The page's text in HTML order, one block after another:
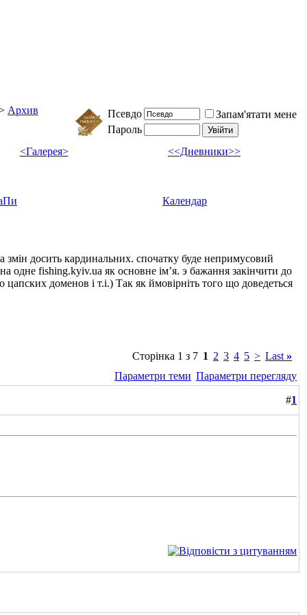
Архив Псевдо
Запам'ятати мене
Пароль
<Галерея>
<<Дневники>>
Календар
змін досить кардинальних. спочатку буде непримусовий
одне fishing.kyiv.ua як основне імʼя. э бажання закінчити до
доменов і т.і.) Так як ймовірніть того що доведеться
Сторінка 1 з 7 1 2 3 4 5 > Last »
Параметри теми Параметри перегляду
#1